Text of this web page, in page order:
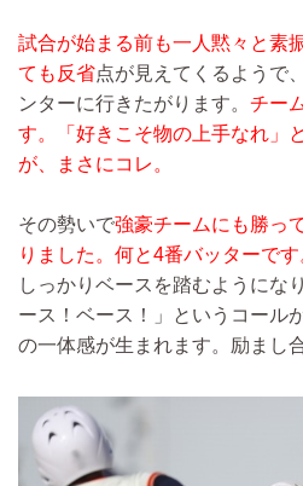
試合が始まる前も一人黙々と素
ても反省点が見えてくるようで
ンターに行きたがります。 チー
す。「好きこそ物の上手なれ」
が、まさにコレ。
その勢いで強豪チームにも勝っ
りました。何と4番バッターです
しっかりベースを踏むようにな
ース！ベース！」というコール
の一体感が生まれます。励まし